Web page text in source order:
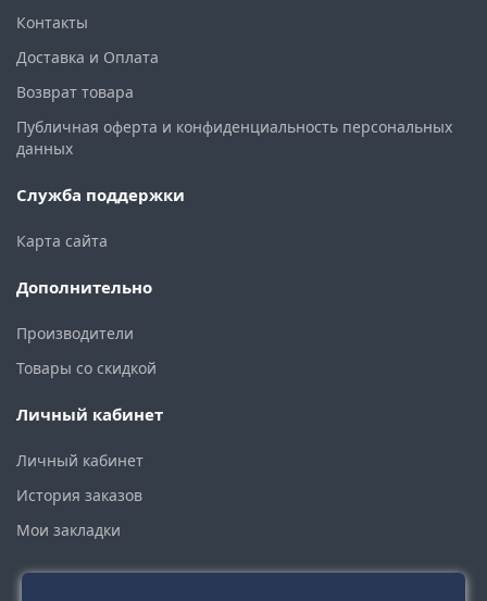
Контакты
Доставка и Оплата
Возврат товара
Публичная оферта и конфиденциальность персональных
данных
Служба поддержки
Карта сайта
Дополнительно
Производители
Товары со скидкой
Личный кабинет
Личный кабинет
История заказов
Мои закладки